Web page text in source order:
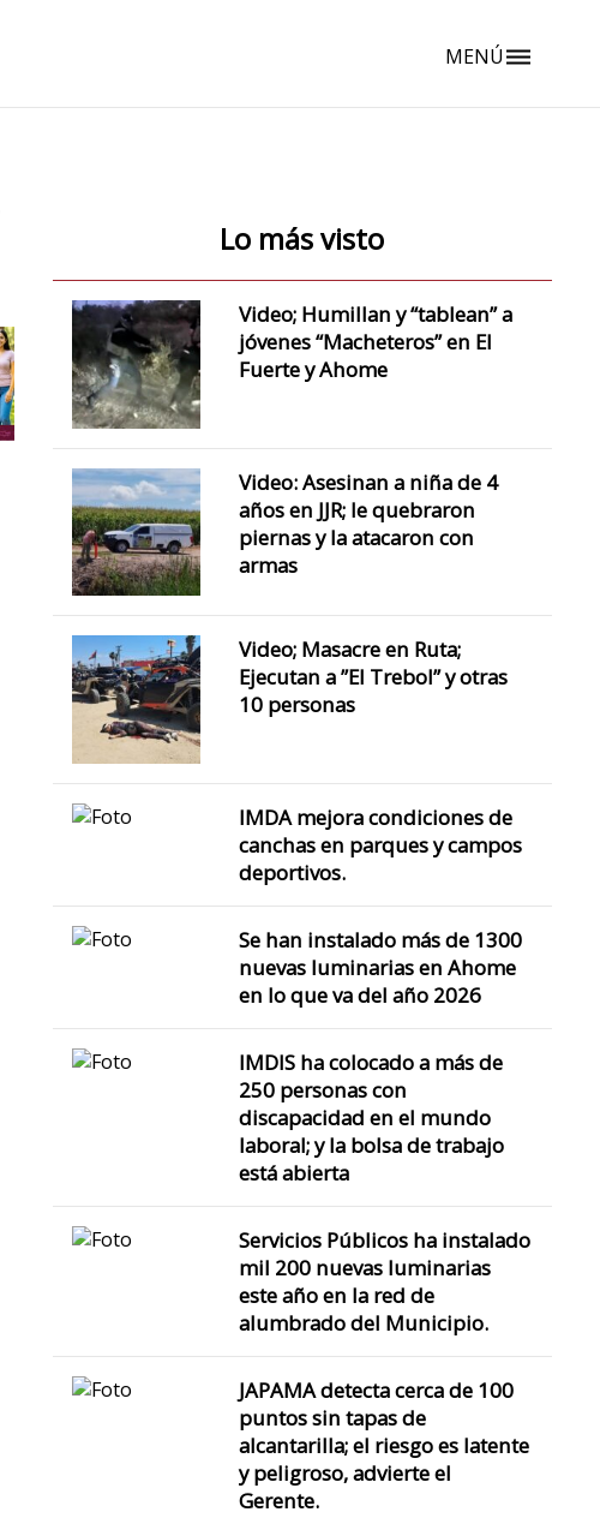
dehaze
MENÚ
Lo más visto
Video; Humillan y “tablean” a
jóvenes “Macheteros” en El
Fuerte y Ahome
Video: Asesinan a niña de 4
años en JJR; le quebraron
piernas y la atacaron con
armas
Video; Masacre en Ruta;
Ejecutan a ”El Trebol” y otras
10 personas
IMDA mejora condiciones de
canchas en parques y campos
deportivos.
Se han instalado más de 1300
nuevas luminarias en Ahome
en lo que va del año 2026
IMDIS ha colocado a más de
250 personas con
discapacidad en el mundo
laboral; y la bolsa de trabajo
está abierta
Servicios Públicos ha instalado
mil 200 nuevas luminarias
este año en la red de
alumbrado del Municipio.
JAPAMA detecta cerca de 100
puntos sin tapas de
alcantarilla; el riesgo es latente
y peligroso, advierte el
Gerente.